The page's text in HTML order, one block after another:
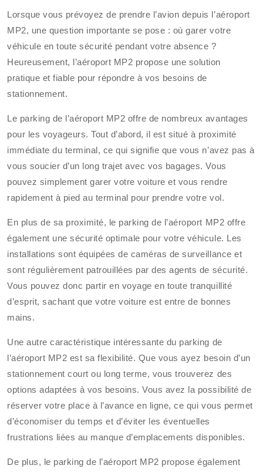
Lorsque vous prévoyez de prendre l’avion depuis l’aéroport
MP2, une question importante se pose : où garer votre
véhicule en toute sécurité pendant votre absence ?
Heureusement, l’aéroport MP2 propose une solution
pratique et fiable pour répondre à vos besoins de
stationnement.
Le parking de l’aéroport MP2 offre de nombreux avantages
pour les voyageurs. Tout d’abord, il est situé à proximité
immédiate du terminal, ce qui signifie que vous n’avez pas à
vous soucier d’un long trajet avec vos bagages. Vous
pouvez simplement garer votre voiture et vous rendre
rapidement à pied au terminal pour prendre votre vol.
En plus de sa proximité, le parking de l’aéroport MP2 offre
également une sécurité optimale pour votre véhicule. Les
installations sont équipées de caméras de surveillance et
sont régulièrement patrouillées par des agents de sécurité.
Vous pouvez donc partir en voyage en toute tranquillité
d’esprit, sachant que votre voiture est entre de bonnes
mains.
Une autre caractéristique intéressante du parking de
l’aéroport MP2 est sa flexibilité. Que vous ayez besoin d’un
stationnement court ou long terme, vous trouverez des
options adaptées à vos besoins. Vous avez la possibilité de
réserver votre place à l’avance en ligne, ce qui vous permet
d’économiser du temps et d’éviter les éventuelles
frustrations liées au manque d’emplacements disponibles.
De plus, le parking de l’aéroport MP2 propose également